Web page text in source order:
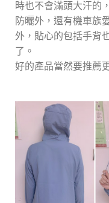
時也不會滿頭大汗的
防曬外，還有機車族
外，貼心的包括手背
了。
好的產品當然要推